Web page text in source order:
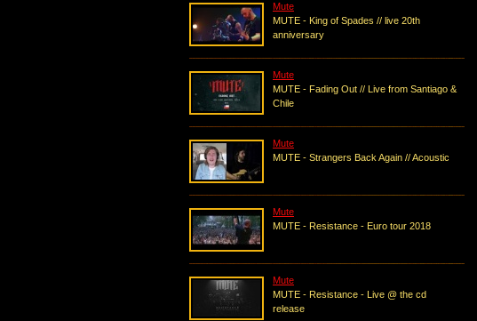
Mute
MUTE - King of Spades // live 20th
anniversary
Mute
MUTE - Fading Out // Live from Santiago &
Chile
Mute
MUTE - Strangers Back Again // Acoustic
Mute
MUTE - Resistance - Euro tour 2018
Mute
MUTE - Resistance - Live @ the cd
release